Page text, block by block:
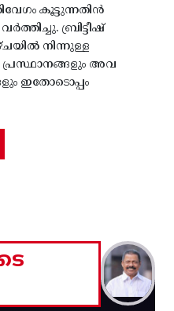
കൂട്ടുന്നതിൻ
ബ്രിട്ടീഷ്
നിന്നുള്ള
പ്രസ്ഥാനങ്ങളും അവ
ഇതോടൊപ്പം